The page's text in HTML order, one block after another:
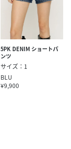
5PK DENIM ショートパ
ンツ
サイズ：1
BLU
¥9,900